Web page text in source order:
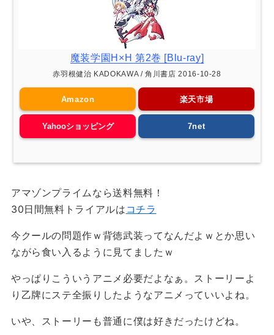
魔装学園H×H 第2巻 [Blu-ray]
赤羽根健治 KADOKAWA / 角川書店 2016-10-28
Amazon 楽天市場
Yahooショッピング 7net
アマゾンプライムなら送料無料！
30日間無料トライアルは コチラ
今クールの問題作ｗ背徳武装ってなんだよｗとか思い
ながら食い入るように見てましたｗ
やっぱりこういうアニメ必要だよなぁ。ストーリーよ
り乙牌にステ全振りしたようなアニメっていいよね。
いや、ストーリーも普通に僕は好きだったけどね。